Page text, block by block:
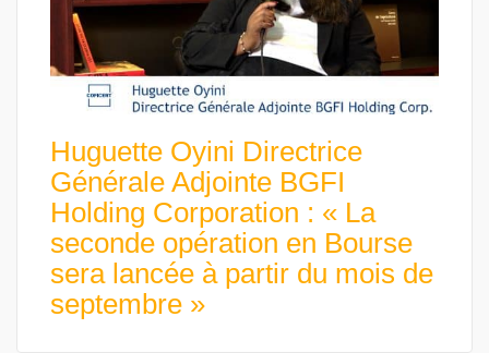
Huguette Oyini Directrice
Générale Adjointe BGFI
Holding Corporation : « La
seconde opération en Bourse
sera lancée à partir du mois de
septembre »